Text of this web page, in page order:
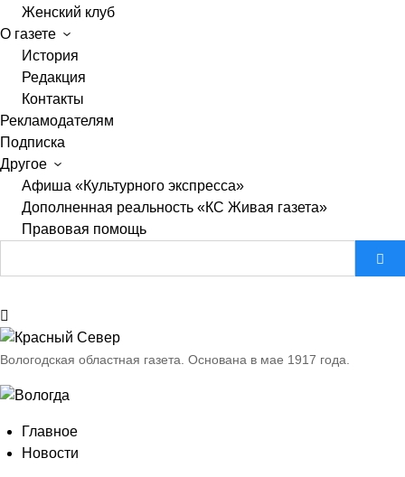
Женский клуб
О газете
История
Редакция
Контакты
Рекламодателям
Подписка
Другое
Афиша «Культурного экспресса»
Дополненная реальность «КС Живая газета»
Правовая помощь
Вологодская областная газета. Основана в мае 1917 года.
Главное
Новости